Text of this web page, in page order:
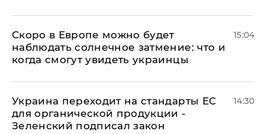
Скоро в Европе можно будет
наблюдать солнечное затмение: что и
когда смогут увидеть украинцы
15:04
Украина переходит на стандарты ЕС
для органической продукции -
Зеленский подписал закон
14:30